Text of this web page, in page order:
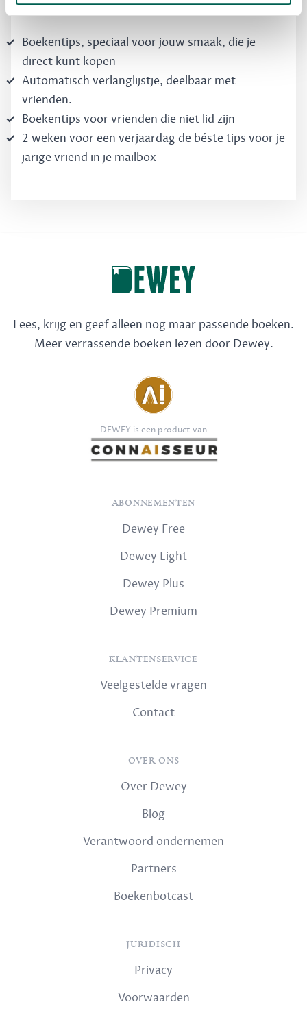
Boekentips, speciaal voor jouw smaak, die je
direct kunt kopen
Automatisch verlanglijstje, deelbaar met
vrienden.
Boekentips voor vrienden die niet lid zijn
2 weken voor een verjaardag de béste tips voor je
jarige vriend in je mailbox
Lees, krijg en geef alleen nog maar passende boeken.
Meer verrassende boeken lezen door Dewey.
DEWEY is een product van
ABONNEMENTEN
Dewey Free
Dewey Light
Dewey Plus
Dewey Premium
KLANTENSERVICE
Veelgestelde vragen
Contact
OVER ONS
Over Dewey
Blog
Verantwoord ondernemen
Partners
Boekenbotcast
JURIDISCH
Privacy
Voorwaarden